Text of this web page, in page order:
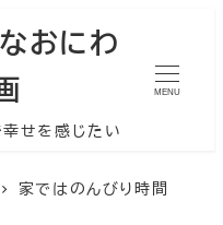
おにわ
幸せを感じたい
MENU
家ではのんびり時間